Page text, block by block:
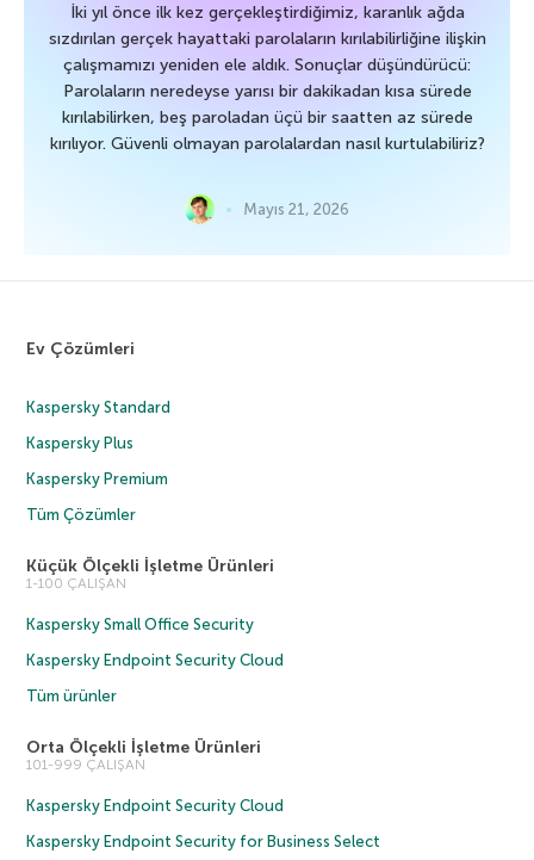
İki yıl önce ilk kez gerçekleştirdiğimiz, karanlık ağda
sızdırılan gerçek hayattaki parolaların kırılabilirliğine ilişkin
çalışmamızı yeniden ele aldık. Sonuçlar düşündürücü:
Parolaların neredeyse yarısı bir dakikadan kısa sürede
kırılabilirken, beş paroladan üçü bir saatten az sürede
kırılıyor. Güvenli olmayan parolalardan nasıl kurtulabiliriz?
Mayıs 21, 2026
Ev Çözümleri
Kaspersky Standard
Kaspersky Plus
Kaspersky Premium
Tüm Çözümler
Küçük Ölçekli İşletme Ürünleri
1-100 ÇALIŞAN
Kaspersky Small Office Security
Kaspersky Endpoint Security Cloud
Tüm ürünler
Orta Ölçekli İşletme Ürünleri
101-999 ÇALIŞAN
Kaspersky Endpoint Security Cloud
Kaspersky Endpoint Security for Business Select